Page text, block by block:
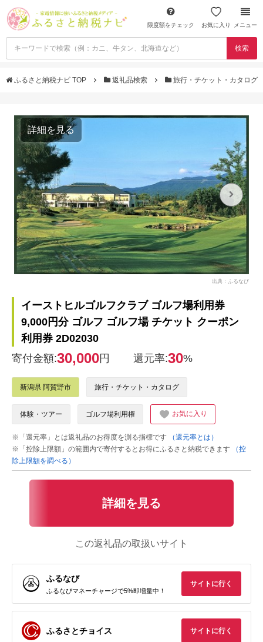
限度額をチェック お気に入り メニュー
検索
ふるさと納税ナビ TOP 返礼品検索 旅行・チケット・カタログ
詳細を見る
出典：ふるなび
イーストヒルゴルフクラブ ゴルフ場利用券
9,000円分 ゴルフ ゴルフ場 チケット クーポン
利用券 2D02030
寄付金額:30,000円 還元率:30%
新潟県 阿賀野市 旅行・チケット・カタログ
体験・ツアー ゴルフ場利用権 お気に入り
※「還元率」とは返礼品のお得度を測る指標です
（還元率とは）
※「控除上限額」の範囲内で寄付するとお得にふるさと納税できます
（控
除上限額を調べる）
詳細を見る
この返礼品の取扱いサイト
ふるなび
ふるなびマネーチャージで5%即増量中！
サイトに行く
ふるさとチョイス サイトに行く